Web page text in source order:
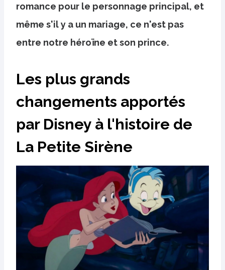
romance pour le personnage principal, et
même s'il y a un mariage, ce n'est pas
entre notre héroïne et son prince.
Les plus grands
changements apportés
par Disney à l'histoire de
La Petite Sirène